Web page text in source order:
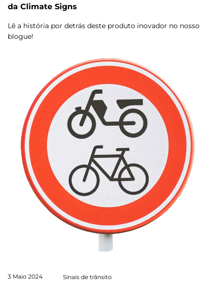
da Climate Signs
Lê a história por detrás deste produto inovador no nosso
blogue!
3 Maio 2024 Sinais de trânsito